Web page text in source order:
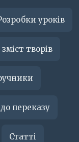
уроків
творів
переказу
Статті